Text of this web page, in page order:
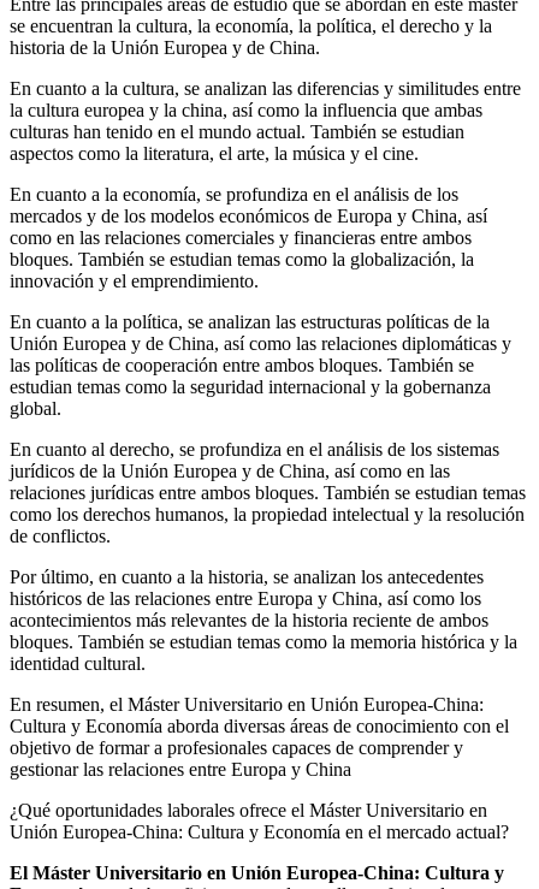
Entre las principales áreas de estudio que se abordan en este máster
se encuentran la cultura, la economía, la política, el derecho y la
historia de la Unión Europea y de China.
En cuanto a la cultura, se analizan las diferencias y similitudes entre
la cultura europea y la china, así como la influencia que ambas
culturas han tenido en el mundo actual. También se estudian
aspectos como la literatura, el arte, la música y el cine.
En cuanto a la economía, se profundiza en el análisis de los
mercados y de los modelos económicos de Europa y China, así
como en las relaciones comerciales y financieras entre ambos
bloques. También se estudian temas como la globalización, la
innovación y el emprendimiento.
En cuanto a la política, se analizan las estructuras políticas de la
Unión Europea y de China, así como las relaciones diplomáticas y
las políticas de cooperación entre ambos bloques. También se
estudian temas como la seguridad internacional y la gobernanza
global.
En cuanto al derecho, se profundiza en el análisis de los sistemas
jurídicos de la Unión Europea y de China, así como en las
relaciones jurídicas entre ambos bloques. También se estudian temas
como los derechos humanos, la propiedad intelectual y la resolución
de conflictos.
Por último, en cuanto a la historia, se analizan los antecedentes
históricos de las relaciones entre Europa y China, así como los
acontecimientos más relevantes de la historia reciente de ambos
bloques. También se estudian temas como la memoria histórica y la
identidad cultural.
En resumen, el Máster Universitario en Unión Europea-China:
Cultura y Economía aborda diversas áreas de conocimiento con el
objetivo de formar a profesionales capaces de comprender y
gestionar las relaciones entre Europa y China
¿Qué oportunidades laborales ofrece el Máster Universitario en
Unión Europea-China: Cultura y Economía en el mercado actual?
El Máster Universitario en Unión Europea-China: Cultura y